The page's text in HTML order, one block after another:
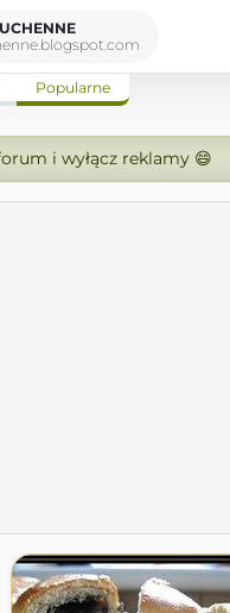
Popularne
i wyłącz reklamy 😄